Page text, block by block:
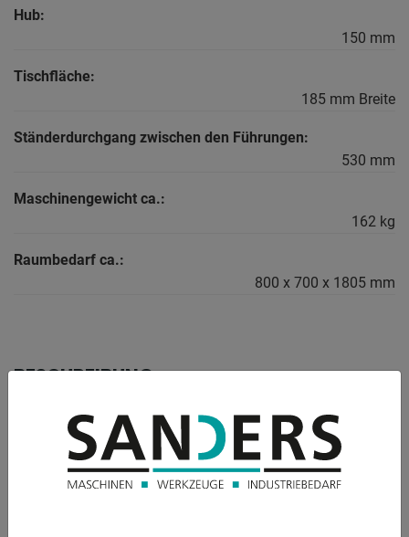
Hub:
150 mm
Tischfläche:
185 mm Breite
Ständerdurchgang zwischen den Führungen:
530 mm
Maschinengewicht ca.:
162 kg
Raumbedarf ca.:
800 x 700 x 1805 mm
BESCHREIBUNG
Ausstattung:
- hydraulische Werkstattpresse
- zwei einstellbare Geschwindigkeiten für die
Kolbenzustellung